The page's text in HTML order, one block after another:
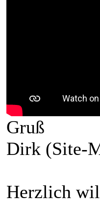
Gruß
Dirk (Site-
Herzlich